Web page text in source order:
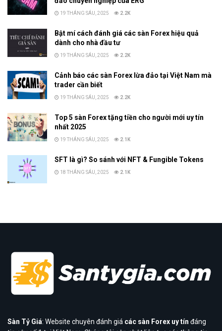
19 THÁNG SÁU, 2025 2.2K
Bật mí cách đánh giá các sàn Forex hiệu quả
dành cho nhà đầu tư
19 THÁNG SÁU, 2025 2.2K
Cảnh báo các sàn Forex lừa đảo tại Việt Nam mà
trader cần biết
19 THÁNG SÁU, 2025 2.2K
Top 5 sàn Forex tặng tiền cho người mới uy tín
nhất 2025
19 THÁNG SÁU, 2025 2.1K
SFT là gì? So sánh với NFT & Fungible Tokens
18 THÁNG SÁU, 2025 2.1K
Sàn Tỷ Giá: Website chuyên đánh giá các sàn Forex uy tín đáng